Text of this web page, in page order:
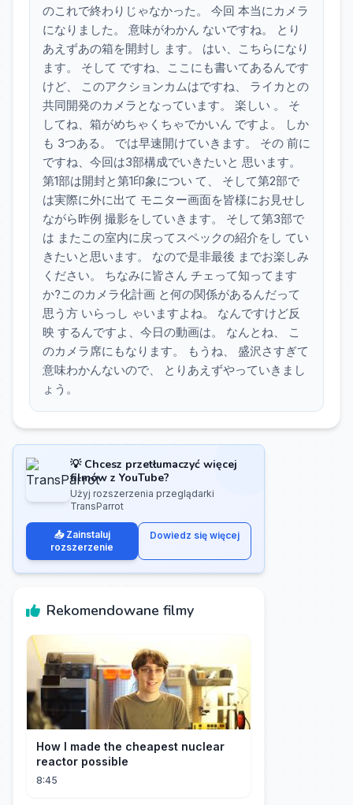
のこれで終わりじゃなかった。 今回 本当にカメラ
になりました。 意味がわかん ないですね。 とり
あえずあの箱を開封し ます。 はい、こちらになり
ます。 そして ですね、ここにも書いてあるんです
けど、 このアクションカムはですね、 ライカとの
共同開発のカメラとなっています。 楽しい 。 そ
してね、箱がめちゃくちゃでかいん ですよ。 しか
も 3つある。 では早速開けていきます。 その 前に
ですね、今回は3部構成でいきたいと 思います。
第1部は開封と第1印象につい て、 そして第2部で
は実際に外に出て モニター画面を皆様にお見せし
ながら昨例 撮影をしていきます。 そして第3部で
は またこの室内に戻ってスペックの紹介をし てい
きたいと思います。 なので是非最後 までお楽しみ
ください。 ちなみに皆さん チェって知ってます
か?このカメラ化計画 と何の関係があるんだって
思う方 いらっし ゃいますよね。 なんですけど反
映 するんですよ、今日の動画は。 なんとね、 こ
のカメラ席にもなります。 もうね、 盛沢さすぎて
意味わかんないので、 とりあえずやっていきまし
ょう。
💡 Chcesz przetłumaczyć więcej
filmów z YouTube?
Użyj rozszerzenia przeglądarki
TransParrot
📥 Zainstaluj
rozszerzenie
Dowiedz się więcej
Rekomendowane filmy
How I made the cheapest nuclear
reactor possible
8:45